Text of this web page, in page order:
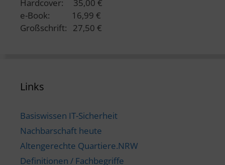
Hardcover: 35,00 €
e-Book: 16,99 €
Großschrift: 27,50 €
Links
Basiswissen IT-Sicherheit
Nachbarschaft heute
Altengerechte Quartiere.NRW
Definitionen / Fachbegriffe